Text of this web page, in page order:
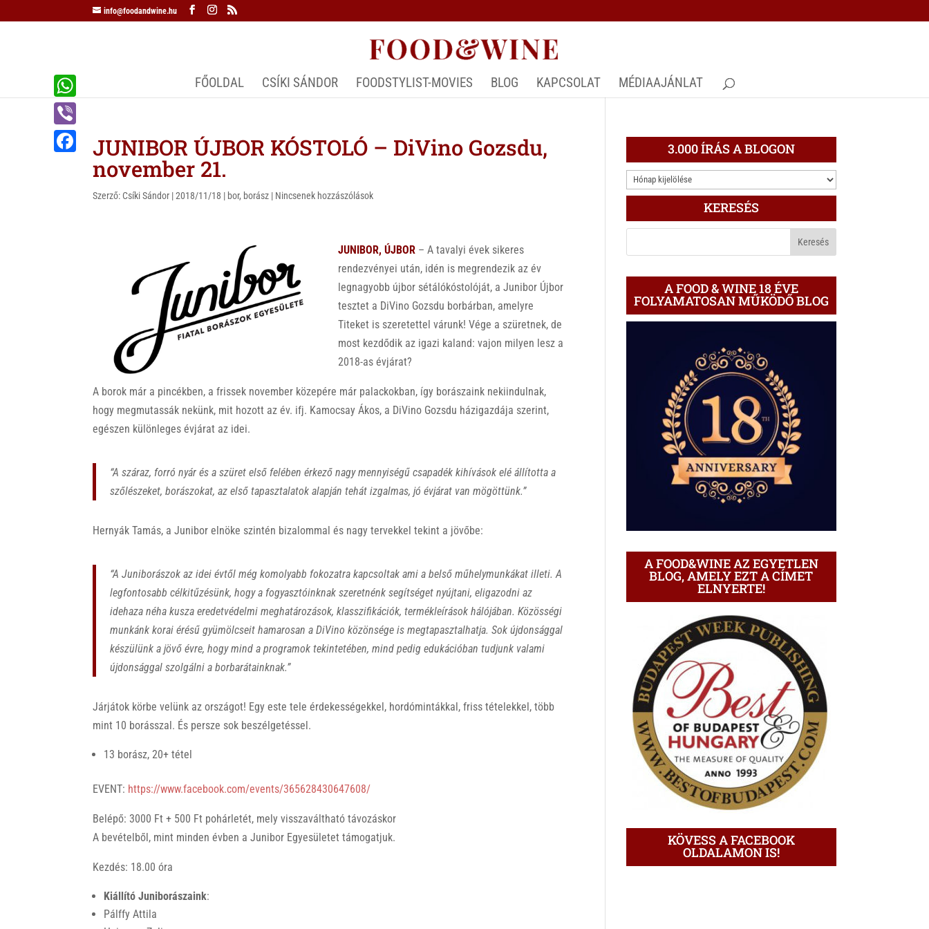
info@foodandwine.hu
FŐOLDAL CSÍKI SÁNDOR FOODSTYLIST-MOVIES BLOG KAPCSOLAT MÉDIAAJÁNLAT
JUNIBOR ÚJBOR KÓSTOLÓ – DiVino Gozsdu,
november 21.
Szerző: Csíki Sándor |2018/11/18 | bor, borász | Nincsenek hozzászólások
JUNIBOR, ÚJBOR – A tavalyi évek sikeres
rendezvényei után, idén is megrendezik az év
legnagyobb újbor sétálókóstolóját, a Junibor Újbor
tesztet a DiVino Gozsdu borbárban, amelyre
Titeket is szeretettel várunk! Vége a szüretnek, de
most kezdődik az igazi kaland: vajon milyen lesz a
2018-as évjárat?
A borok már a pincékben, a frissek november közepére már palackokban, így borászaink nekiindulnak,
hogy megmutassák nekünk, mit hozott az év. ifj. Kamocsay Ákos, a DiVino Gozsdu házigazdája szerint,
egészen különleges évjárat az idei.
“A száraz, forró nyár és a szüret első felében érkező nagy mennyiségű csapadék kihívások elé állította a
szőlészeket, borászokat, az első tapasztalatok alapján tehát izgalmas, jó évjárat van mögöttünk.”
Hernyák Tamás, a Junibor elnöke szintén bizalommal és nagy tervekkel tekint a jövőbe:
“A Juniborászok az idei évtől még komolyabb fokozatra kapcsoltak ami a belső műhelymunkákat illeti. A
legfontosabb célkitűzésünk, hogy a fogyasztóinknak szeretnénk segítséget nyújtani, eligazodni az
idehaza néha kusza eredetvédelmi meghatározások, klasszifikációk, termékleírások hálójában. Közösségi
munkánk korai érésű gyümölcseit hamarosan a DiVino közönsége is megtapasztalhatja. Sok újdonsággal
készülünk a jövő évre, hogy mind a programok tekintetében, mind pedig edukációban tudjunk valami
újdonsággal szolgálni a borbarátainknak.”
Járjátok körbe velünk az országot! Egy este tele érdekességekkel, hordómintákkal, friss tételekkel, több
mint 10 borásszal. És persze sok beszélgetéssel.
13 borász, 20+ tétel
EVENT: https://www.facebook.com/events/365628430647608/
Belépő: 3000 Ft + 500 Ft pohárletét, mely visszaváltható távozáskor
A bevételből, mint minden évben a Junibor Egyesületet támogatjuk.
Kezdés: 18.00 óra
Kiállító Juniborászaink:
Pálffy Attila
W
h
a
V
3.000 ÍRÁS A BLOGON
3.000
ÍRÁS
BLOGON
KERESÉS
A FOOD & WINE 18 ÉVE
FOLYAMATOSAN MŰKÖDŐ BLOG
A FOOD&WINE AZ EGYETLEN
BLOG, AMELY EZT A CÍMET
ELNYERTE!
KÖVESS A FACEBOOK
OLDALAMON IS!